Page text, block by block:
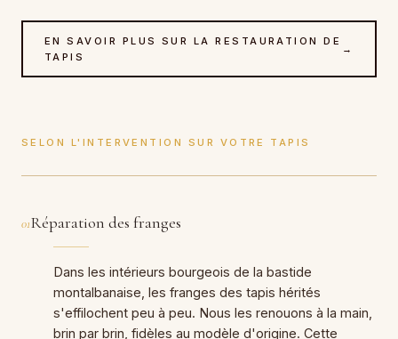
EN SAVOIR PLUS SUR LA RESTAURATION DE
TAPIS
→
SELON L'INTERVENTION SUR VOTRE TAPIS
01Réparation des franges
Dans les intérieurs bourgeois de la bastide
montalbanaise, les franges des tapis hérités
s'effilochent peu à peu. Nous les renouons à la main,
brin par brin, fidèles au modèle d'origine. Cette